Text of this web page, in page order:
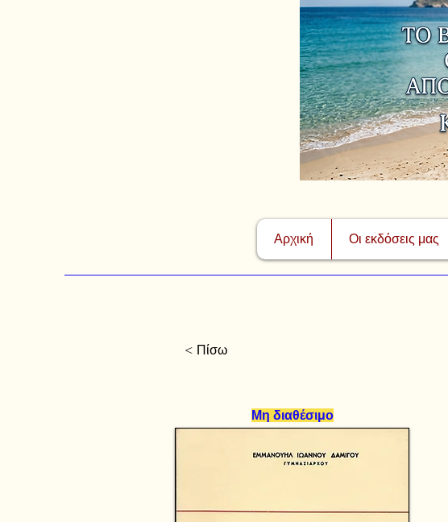
Αρχική Οι εκδόσεις μας
< Πίσω
Μη διαθέσιμο